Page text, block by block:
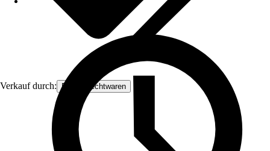
Verkauf durch: Frank Flechtwaren